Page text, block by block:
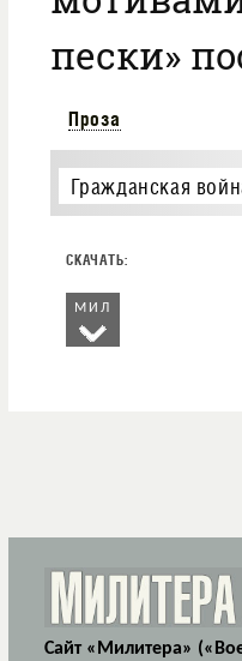
пески»
Проза
Гражданская
МИЛ
Сайт «Милитера»